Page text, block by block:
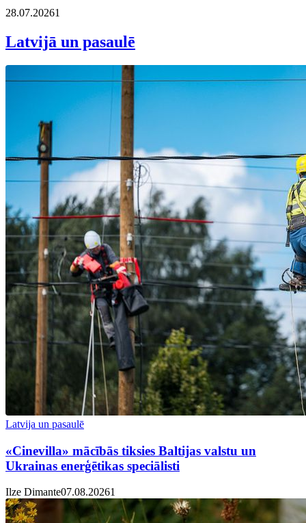
28.07.20261
Latvijā un pasaulē
Latvija un pasaulē
«Cinevilla» mācībās tiksies Baltijas valstu un
Ukrainas enerģētikas speciālisti
Ilze Dimante07.08.20261